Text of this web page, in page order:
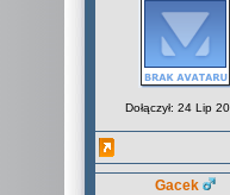
Dołączył: 24 Lip
Gacek